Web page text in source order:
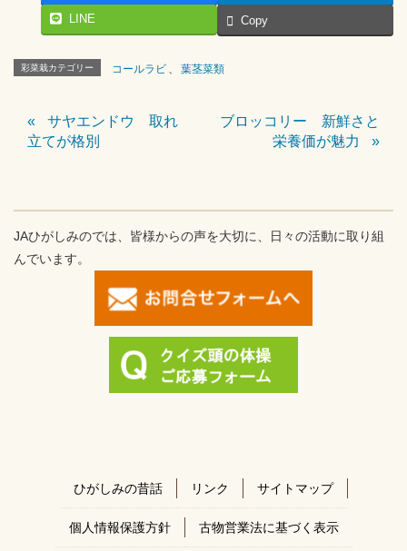
LINE Copy
彩菜栽カテゴリー コールラビ 、 葉茎菜類
サヤエンドウ 取れ
立てが格別
ブロッコリー 新鮮さと
栄養価が魅力
JAひがしみのでは、皆様からの声を大切に、日々の活動に取り組
んでいます。
ひがしみの昔話 リンク サイトマップ
個人情報保護方針 古物営業法に基づく表示